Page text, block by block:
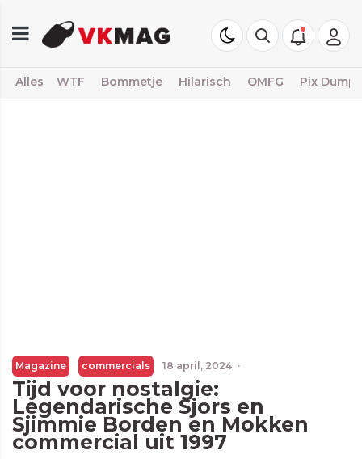
Alles WTF Bommetje Hilarisch OMFG Pix Dump
Magazine commercials 18 april, 2024 ·
Tijd voor nostalgie:
Legendarische Sjors en
Sjimmie Borden en Mokken
commercial uit 1997